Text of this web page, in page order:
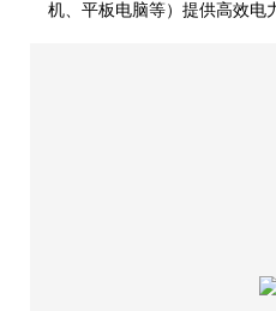
机、平板电脑等）提供高效电